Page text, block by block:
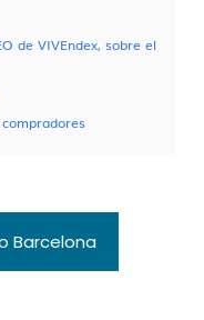
de VIVEndex, sobre el
Barcelona